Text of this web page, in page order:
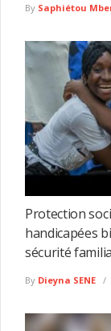
By Saphiétou
Protection
handicapées
sécurité
By Dieyna SENE